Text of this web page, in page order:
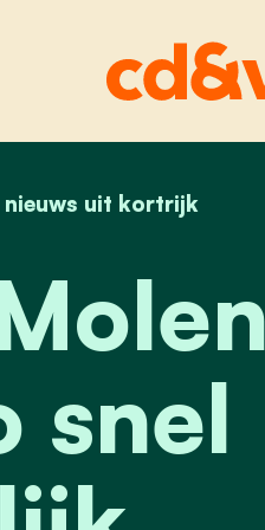
nieuws uit kortrijk
molen wordt zo
snel